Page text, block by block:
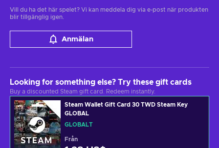
Vill du ha det här spelet? Vi kan meddela dig via e-post när produkten
blir tillgänglig igen.
Anmälan
Looking for something else? Try these gift cards
Buy a discounted Steam gift card. Redeem instantly.
Steam Wallet Gift Card 30 TWD Steam Key
GLOBAL
GLOBALT
Från